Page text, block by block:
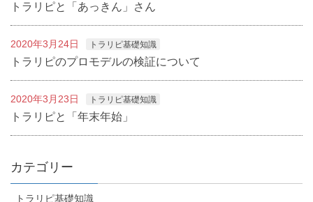
トラリピと「あっきん」さん
2020年3月24日 トラリピ基礎知識
トラリピのプロモデルの検証について
2020年3月23日 トラリピ基礎知識
トラリピと「年末年始」
カテゴリー
トラリピ基礎知識